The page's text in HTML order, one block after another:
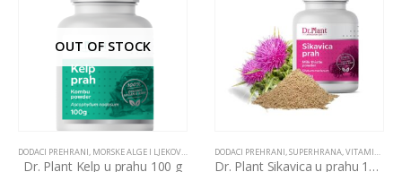
OUT OF STOCK
DODACI PREHRANI, MORSKE ALGE I LJEKOVITE GLJIVE ,SUPERHRANA
Dr. Plant Kelp u prahu 100 g
DODACI PREHRANI,SUPERHRANA,VITAMINI I MINERALI
Dr. Plant Sikavica u prahu 100 g